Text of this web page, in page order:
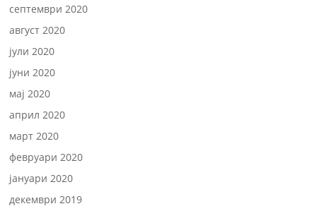
септември 2020
август 2020
јули 2020
јуни 2020
мај 2020
април 2020
март 2020
февруари 2020
јануари 2020
декември 2019